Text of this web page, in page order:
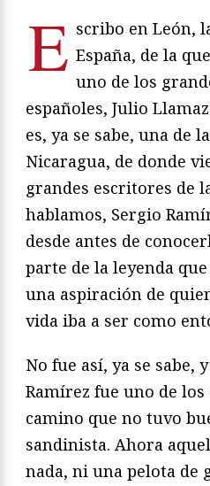
E scribo en León,
España, de la
uno de los
españoles, Julio
es, ya se sabe, una de
Nicaragua, de donde
grandes escritores de
hablamos, Sergio
desde antes de
parte de la leyenda
una aspiración de
vida iba a ser como
No fue así, ya se sabe,
Ramírez fue uno de
camino que no tuvo
sandinista. Ahora
nada, ni una pelota de